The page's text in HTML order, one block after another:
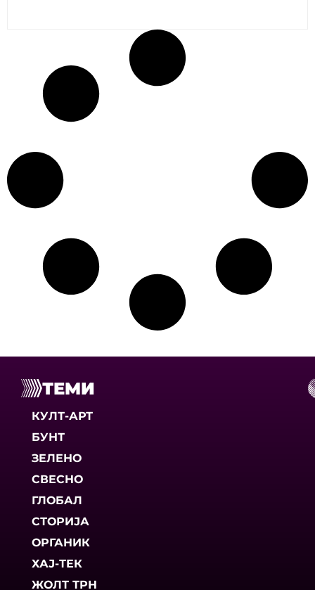
ТЕМИ
КУЛТ-АРТ
БУНТ
ЗЕЛЕНО
СВЕСНО
ГЛОБАЛ
СТОРИЈА
ОРГАНИК
ХАЈ-ТЕК
ЖОЛТ ТРН